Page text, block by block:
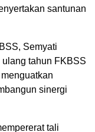
santunan
Semyati
tahun FKBSS
sinergi
tali